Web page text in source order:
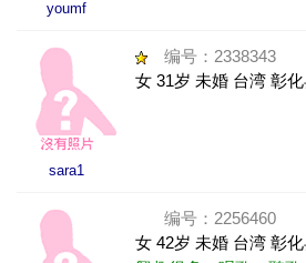
youmf
sara1
编号：2338343
女 31岁 未婚 台湾 彰
编号：2256460
女 42岁 未婚 台湾 彰